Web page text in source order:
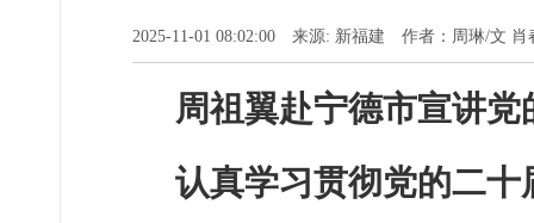
2025-11-01 08:02:00 来源: 新福建 作者：周琳/文 肖
周祖翼赴宁德市宣讲
认真学习贯彻党的二十